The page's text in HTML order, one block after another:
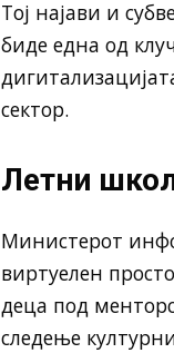
Тој најави и
биде една од
сектор.
Летни
Министерот
виртуелен
деца под
следење